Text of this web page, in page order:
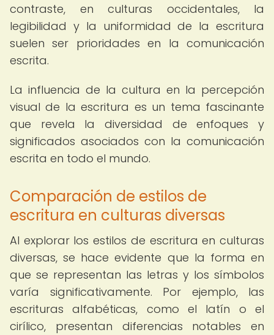
contraste, en culturas occidentales, la
legibilidad y la uniformidad de la escritura
suelen ser prioridades en la comunicación
escrita.
La influencia de la cultura en la percepción
visual de la escritura es un tema fascinante
que revela la diversidad de enfoques y
significados asociados con la comunicación
escrita en todo el mundo.
Comparación de estilos de
escritura en culturas diversas
Al explorar los estilos de escritura en culturas
diversas, se hace evidente que la forma en
que se representan las letras y los símbolos
varía significativamente. Por ejemplo, las
escrituras alfabéticas, como el latín o el
cirílico, presentan diferencias notables en